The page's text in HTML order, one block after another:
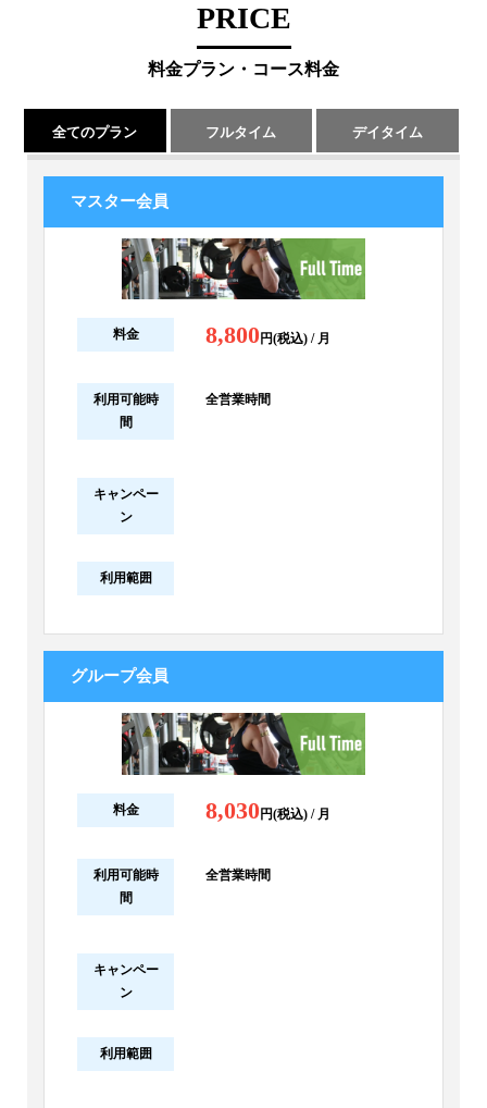
PRICE
料金プラン・コース料金
全てのプラン フルタイム デイタイム
マスター会員
料金 8,800円(税込) / 月
利用可能時
間
全営業時間
キャンペー
ン
利用範囲
グループ会員
料金 8,030円(税込) / 月
利用可能時
間
全営業時間
キャンペー
ン
利用範囲